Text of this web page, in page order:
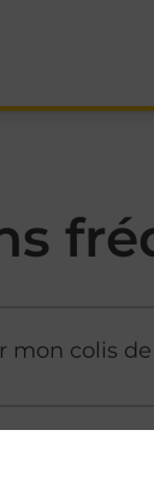
mon colis